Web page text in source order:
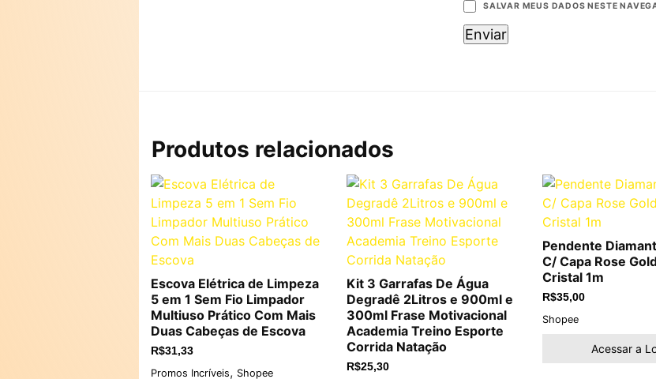
SALVAR MEUS DADOS NESTE
Produtos relacionados
Escova Elétrica de Limpeza
5 em 1 Sem Fio Limpador
Multiuso Prático Com Mais
Duas Cabeças de Escova
R$31,33
Promos Incríveis, Shopee
Kit 3 Garrafas De Água
Degradê 2Litros e 900ml e
300ml Frase Motivacional
Academia Treino Esporte
Corrida Natação
R$25,30
Pendente
C/ Capa Rose
Cristal 1m
R$35,00
Shopee
Acessar a